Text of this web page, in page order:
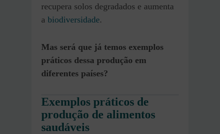
recupera solos degradados e aumenta
a biodiversidade.
Mas será que já temos exemplos
práticos dessa produção em
diferentes países?
Exemplos práticos de
produção de alimentos
saudáveis